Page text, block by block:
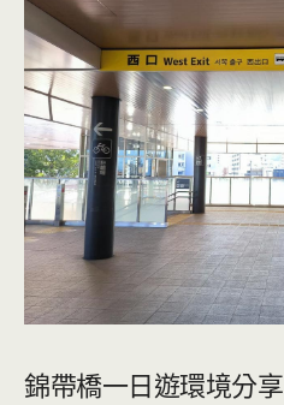
錦帶橋一日遊環境分享